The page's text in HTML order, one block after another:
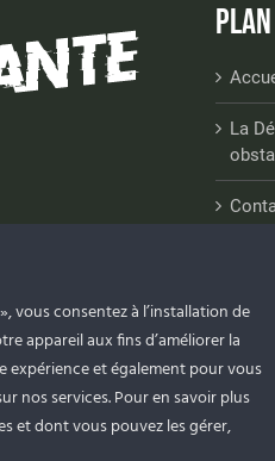
La
vous consentez à l’installation de
appareil aux fins d’améliorer la
expérience et également pour vous
nos services. Pour en savoir plus
et dont vous pouvez les gérer,